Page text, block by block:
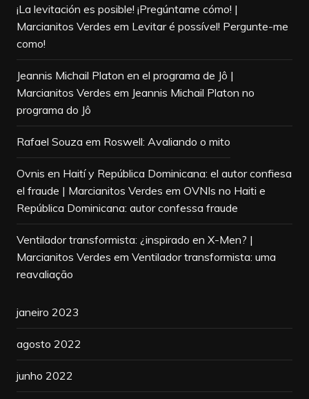
¡La levitación es posible! ¡Pregúntame cómo! |
Marcianitos Verdes em Levitar é possível! Pergunte-me
como!
Jeannis Michail Platon en el programa de Jô |
Marcianitos Verdes em Jeannis Michail Platon no
programa do Jô
Rafael Souza em Roswell: Avaliando o mito
Ovnis en Haití y República Dominicana: el autor confiesa
el fraude | Marcianitos Verdes em OVNIs no Haiti e
República Dominicana: autor confessa fraude
Ventilador transformista: ¿inspirado en X-Men? |
Marcianitos Verdes em Ventilador transformista: uma
reavaliação
janeiro 2023
agosto 2022
junho 2022